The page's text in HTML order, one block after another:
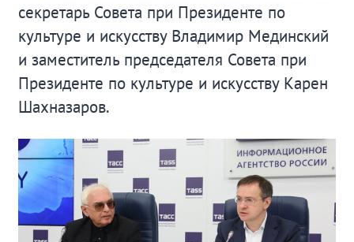
секретарь Совета при Президенте по
культуре и искусству Владимир Мединский
и заместитель председателя Совета при
Президенте по культуре и искусству Карен
Шахназаров.